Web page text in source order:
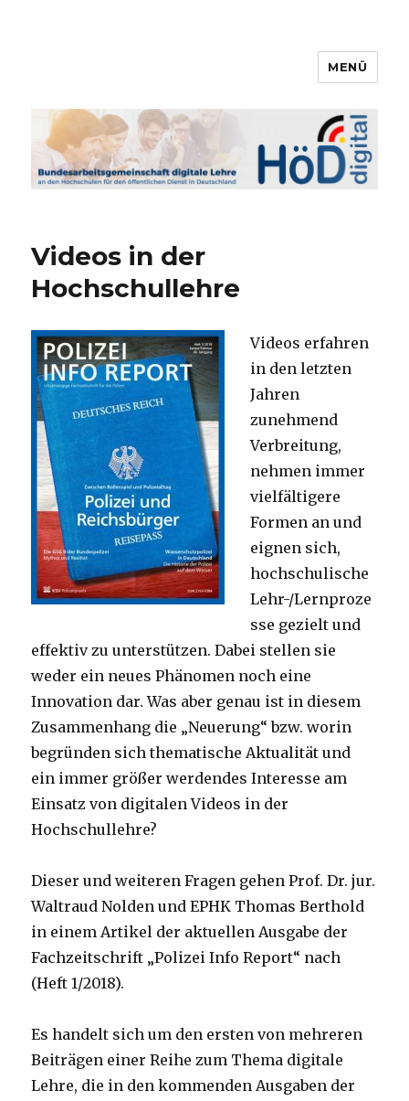
Bundesarbeitsgemeinschaft
digitale Lehre
MENÜ
Videos in der
Hochschullehre
Videos erfahren
in den letzten
Jahren
zunehmend
Verbreitung,
nehmen immer
vielfältigere
Formen an und
eignen sich,
hochschulische
Lehr-/Lernproze
sse gezielt und
effektiv zu unterstützen. Dabei stellen sie
weder ein neues Phänomen noch eine
Innovation dar. Was aber genau ist in diesem
Zusammenhang die „Neuerung“ bzw. worin
begründen sich thematische Aktualität und
ein immer größer werdendes Interesse am
Einsatz von digitalen Videos in der
Hochschullehre?
Dieser und weiteren Fragen gehen Prof. Dr. jur.
Waltraud Nolden und EPHK Thomas Berthold
in einem Artikel der aktuellen Ausgabe der
Fachzeitschrift „Polizei Info Report“ nach
(Heft 1/2018).
Es handelt sich um den ersten von mehreren
Beiträgen einer Reihe zum Thema digitale
Lehre, die in den kommenden Ausgaben der